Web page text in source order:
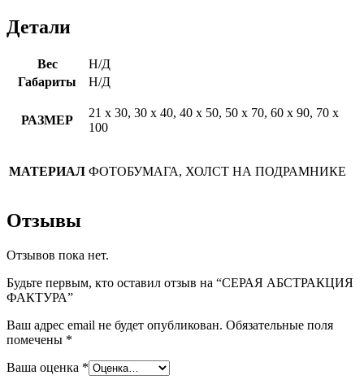
Детали
Вес
Н/Д
Габариты
Н/Д
РАЗМЕР
21 х 30, 30 х 40, 40 х 50, 50 х 70, 60 х 90, 70 х
100
МАТЕРИАЛ ФОТОБУМАГА, ХОЛСТ НА ПОДРАМНИКЕ
Отзывы
Отзывов пока нет.
Будьте первым, кто оставил отзыв на “СЕРАЯ АБСТРАКЦИЯ
ФАКТУРА”
Ваш адрес email не будет опубликован. Обязательные поля
помечены *
Ваша оценка *